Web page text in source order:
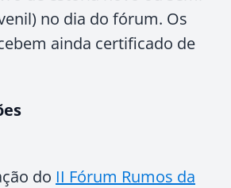
no dia do fórum. Os
ainda certificado de
do II Fórum Rumos da